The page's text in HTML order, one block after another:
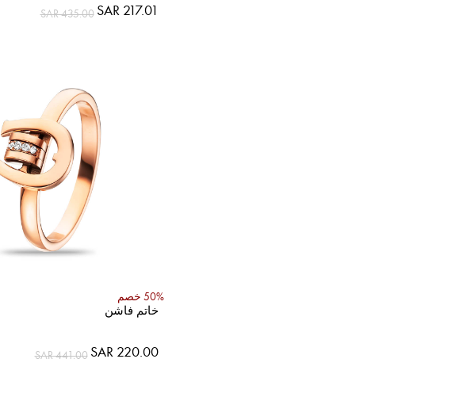
SAR 217.01
SAR 435.00
50% خصم
خاتم فاشن
SAR 220.00
SAR 441.00